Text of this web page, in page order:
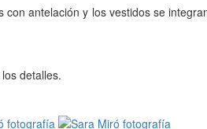
antelación y los vestidos se
detalles.